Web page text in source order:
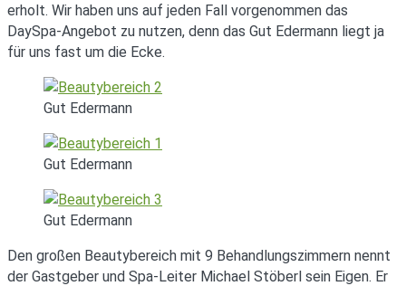
erholt. Wir haben uns auf jeden Fall vorgenommen das
DaySpa-Angebot zu nutzen, denn das Gut Edermann liegt ja
für uns fast um die Ecke.
Gut Edermann
Gut Edermann
Gut Edermann
Den großen Beautybereich mit 9 Behandlungszimmern nennt
der Gastgeber und Spa-Leiter Michael Stöberl sein Eigen. Er